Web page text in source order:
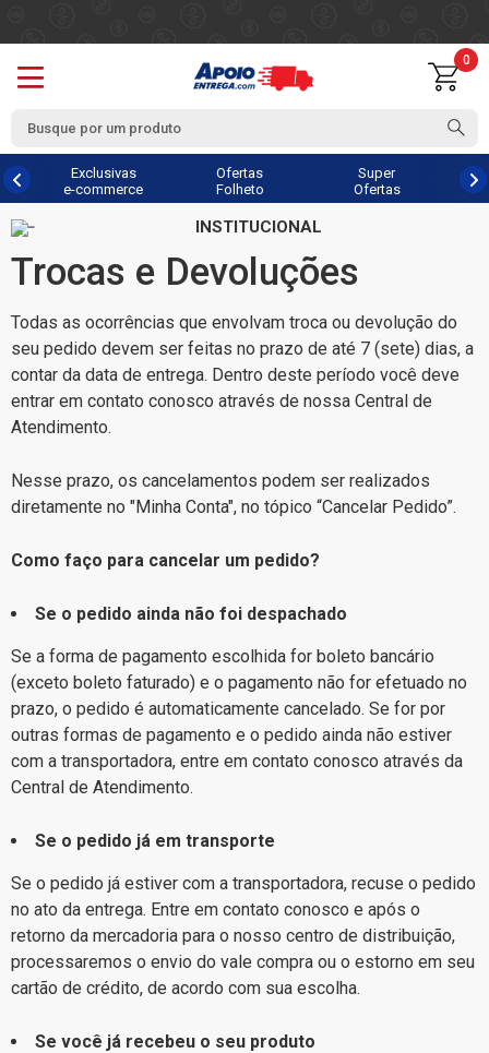
0
Exclusivas
e-commerce
Ofertas
Folheto
Super
Ofertas
INSTITUCIONAL
Trocas e Devoluções
Todas as ocorrências que envolvam troca ou devolução do
seu pedido devem ser feitas no prazo de até 7 (sete) dias, a
contar da data de entrega. Dentro deste período você deve
entrar em contato conosco através de nossa Central de
Atendimento.
Nesse prazo, os cancelamentos podem ser realizados
diretamente no "Minha Conta", no tópico “Cancelar Pedido”.
Como faço para cancelar um pedido?
Se o pedido ainda não foi despachado
Se a forma de pagamento escolhida for boleto bancário
(exceto boleto faturado) e o pagamento não for efetuado no
prazo, o pedido é automaticamente cancelado. Se for por
outras formas de pagamento e o pedido ainda não estiver
com a transportadora, entre em contato conosco através da
Central de Atendimento.
Se o pedido já em transporte
Se o pedido já estiver com a transportadora, recuse o pedido
no ato da entrega. Entre em contato conosco e após o
retorno da mercadoria para o nosso centro de distribuição,
processaremos o envio do vale compra ou o estorno em seu
cartão de crédito, de acordo com sua escolha.
Se você já recebeu o seu produto